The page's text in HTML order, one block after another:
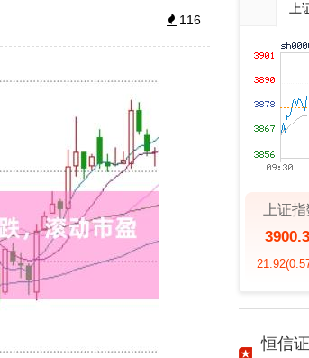
116
上
上证
21.92
恒信